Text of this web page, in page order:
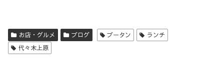
お店・グルメ ブログ ブータン
ランチ
代々木上原